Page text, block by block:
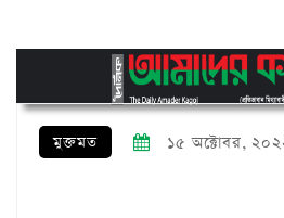
মুক্তমত ১৫ অক্টোবর,